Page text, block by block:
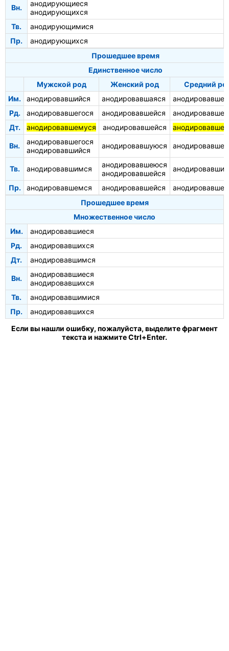
Вн.
анодирующиеся
анодирующихся
Тв.
анодирующимися
Пр.
анодирующихся
Прошедшее время
Единственное число
Мужской род
Женский род
Средний
Им.
анодировавшийся анодировавшаяся
Рд.
анодировавшегося анодировавшейся
Дт.
анодировавшемуся анодировавшейся
Вн.
анодировавшегося
анодировавшийся
анодировавшуюся
Тв. анодировавшимся
анодировавшеюся
анодировавшейся
Пр. анодировавшемся анодировавшейся
Прошедшее время
Множественное число
Им.
анодировавшиеся
Рд.
анодировавшихся
Дт.
анодировавшимся
Вн.
анодировавшиеся
анодировавшихся
Тв.
анодировавшимися
Пр.
анодировавшихся
Если вы нашли ошибку, пожалуйста, выделите фрагмент
текста и нажмите Ctrl+Enter.